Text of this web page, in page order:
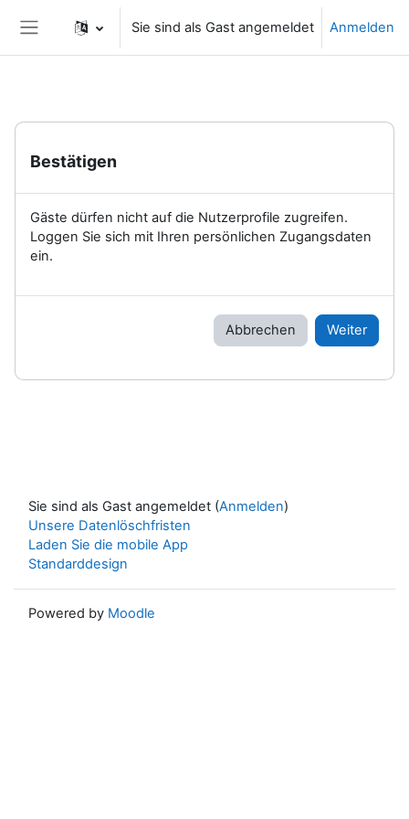
Website-Übersicht
Sie sind als Gast angemeldet Anmelden
Bestätigen
Gäste dürfen nicht auf die Nutzerprofile zugreifen.
Loggen Sie sich mit Ihren persönlichen Zugangsdaten
ein.
Abbrechen Weiter
Sie sind als Gast angemeldet (Anmelden)
Unsere Datenlöschfristen
Laden Sie die mobile App
Standarddesign
Powered by Moodle